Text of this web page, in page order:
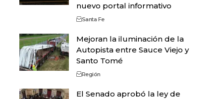
nuevo portal informativo
Santa Fe
Mejoran la iluminación de la
Autopista entre Sauce Viejo y
Santo Tomé
Región
El Senado aprobó la ley de